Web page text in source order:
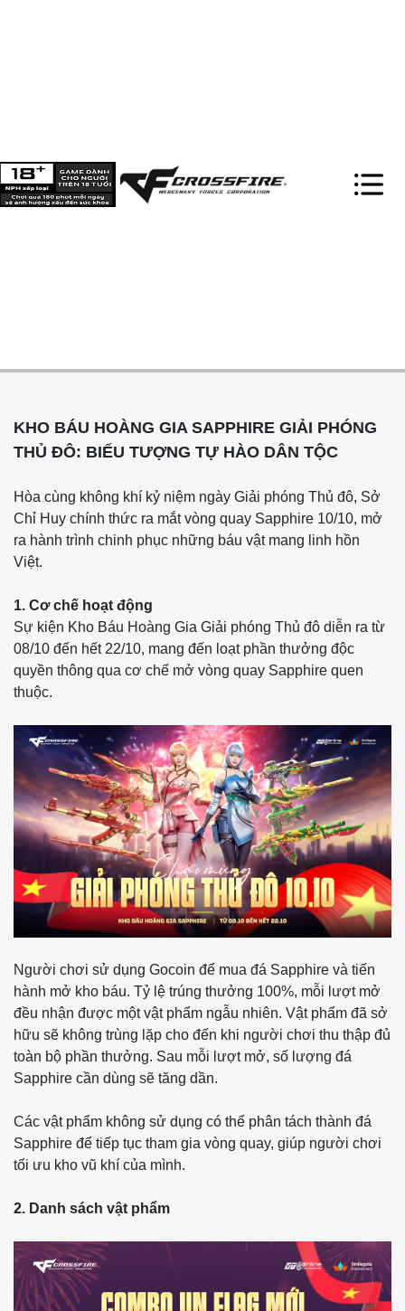
KHO BÁU HOÀNG GIA SAPPHIRE GIẢI PHÓNG
THỦ ĐÔ: BIỂU TƯỢNG TỰ HÀO DÂN TỘC
Hòa cùng không khí kỷ niệm ngày Giải phóng Thủ đô, Sở
Chỉ Huy chính thức ra mắt vòng quay Sapphire 10/10, mở
ra hành trình chinh phục những báu vật mang linh hồn
Việt.
1. Cơ chế hoạt động
Sự kiện Kho Báu Hoàng Gia Giải phóng Thủ đô diễn ra từ
08/10 đến hết 22/10, mang đến loạt phần thưởng độc
quyền thông qua cơ chế mở vòng quay Sapphire quen
thuộc.
Người chơi sử dụng Gocoin để mua đá Sapphire và tiến
hành mở kho báu. Tỷ lệ trúng thưởng 100%, mỗi lượt mở
đều nhận được một vật phẩm ngẫu nhiên. Vật phẩm đã sở
hữu sẽ không trùng lặp cho đến khi người chơi thu thập đủ
toàn bộ phần thưởng. Sau mỗi lượt mở, số lượng đá
Sapphire cần dùng sẽ tăng dần.
Các vật phẩm không sử dụng có thể phân tách thành đá
Sapphire để tiếp tục tham gia vòng quay, giúp người chơi
tối ưu kho vũ khí của mình.
2. Danh sách vật phẩm